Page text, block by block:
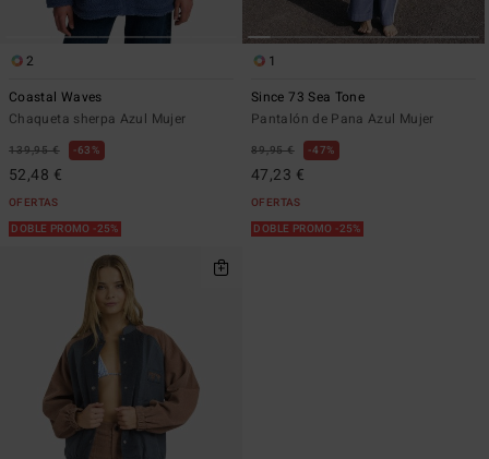
2
Coastal Waves
Chaqueta sherpa Azul Mujer
139,95 € 63%
52,48 €
OFERTAS
DOBLE PROMO -25%
1
Since 73 Sea Tone
Pantalón de Pana Azul Mujer
89,95 € 47%
47,23 €
OFERTAS
DOBLE PROMO -25%